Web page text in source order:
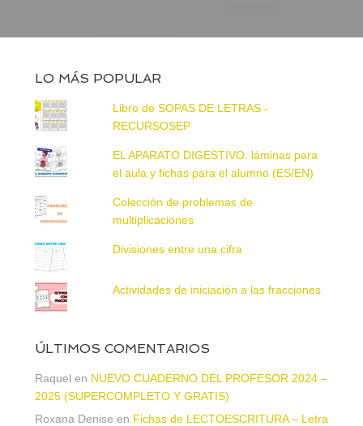
LO MÁS POPULAR
Libro de SOPAS DE LETRAS -
RECURSOSEP
EL APARATO DIGESTIVO: láminas para
el aula y fichas para el alumno (ES/EN)
Colección de problemas de
multiplicaciones
Divisiones entre una cifra
Actividades de iniciación a las fracciones
ÚLTIMOS COMENTARIOS
Raquel en NUEVO CUADERNO DEL PROFESOR 2024 –
2025 (SUPERCOMPLETO Y GRATIS)
Roxana Denise en Fichas de LECTOESCRITURA – Letra